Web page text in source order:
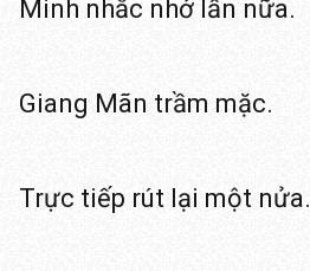
Minh nhắc nhở lần nữa.
Giang Mãn trầm mặc.
Trực tiếp rút lại một nửa.